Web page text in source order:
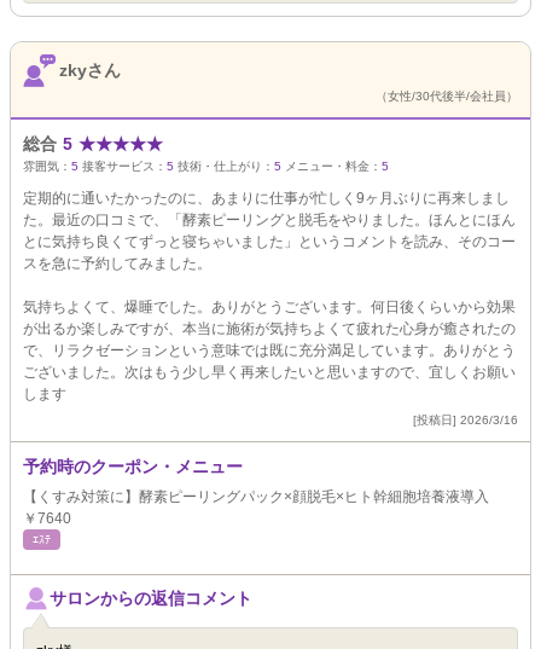
zkyさん
（女性/30代後半/会社員）
総合 5 ★★★★★
雰囲気： 5 接客サービス： 5 技術・仕上がり： 5 メニュー・料金： 5
定期的に通いたかったのに、あまりに仕事が忙しく9ヶ月ぶりに再来しまし
た。最近の口コミで、「酵素ピーリングと脱毛をやりました。ほんとにほん
とに気持ち良くてずっと寝ちゃいました」というコメントを読み、そのコー
スを急に予約してみました。
気持ちよくて、爆睡でした。ありがとうございます。何日後くらいから効果
が出るか楽しみですが、本当に施術が気持ちよくて疲れた心身が癒されたの
で、リラクゼーションという意味では既に充分満足しています。ありがとう
ございました。次はもう少し早く再来したいと思いますので、宜しくお願い
します
[投稿日] 2026/3/16
予約時のクーポン・メニュー
【くすみ対策に】酵素ピーリングパック×顔脱毛×ヒト幹細胞培養液導入
￥7640
ｴｽﾃ
サロンからの返信コメント